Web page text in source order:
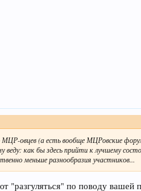
МЦР-овцев (а есть вообще МЦРовские
как бы здесь прийти к лучшему
меньше разнообразия участников...
по поводу вашей